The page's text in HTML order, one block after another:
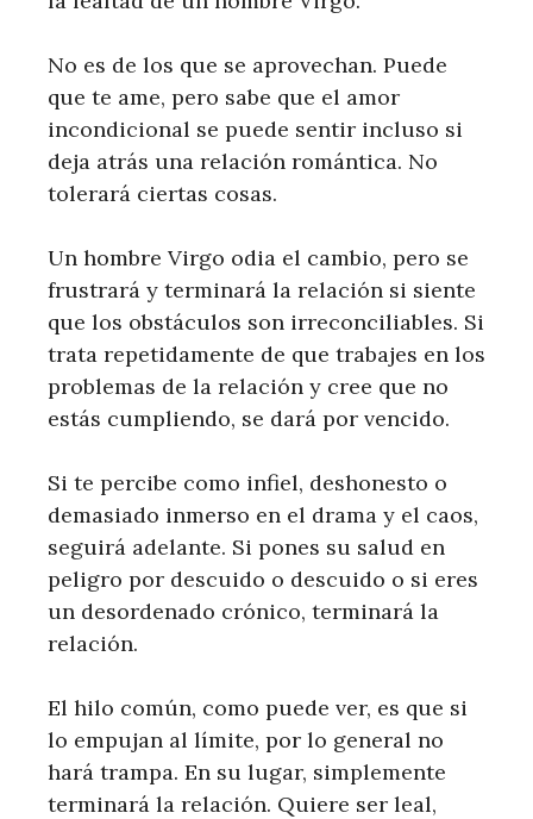
No es de los que se aprovechan. Puede
que te ame, pero sabe que el amor
incondicional se puede sentir incluso si
deja atrás una relación romántica. No
tolerará ciertas cosas.
Un hombre Virgo odia el cambio, pero se
frustrará y terminará la relación si siente
que los obstáculos son irreconciliables. Si
trata repetidamente de que trabajes en los
problemas de la relación y cree que no
estás cumpliendo, se dará por vencido.
Si te percibe como infiel, deshonesto o
demasiado inmerso en el drama y el caos,
seguirá adelante. Si pones su salud en
peligro por descuido o descuido o si eres
un desordenado crónico, terminará la
relación.
El hilo común, como puede ver, es que si
lo empujan al límite, por lo general no
hará trampa. En su lugar, simplemente
terminará la relación. Quiere ser leal,